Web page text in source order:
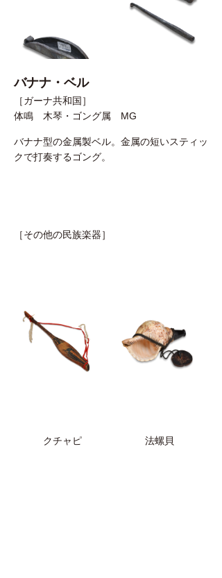
バナナ・ベル
［ガーナ共和国］
体鳴 木琴・ゴング属 MG
バナナ型の金属製ベル。金属の短いスティッ
クで打奏するゴング。
［その他の民族楽器］
クチャピ 法螺貝